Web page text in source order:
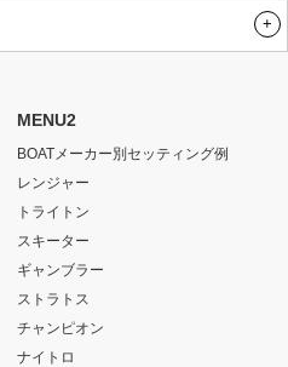
MENU2
BOATメーカー別セッティング例
レンジャー
トライトン
スキーター
ギャンブラー
ストラトス
チャンピオン
ナイトロ